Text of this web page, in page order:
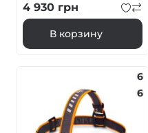
4 930 грн
В корзину
6
6